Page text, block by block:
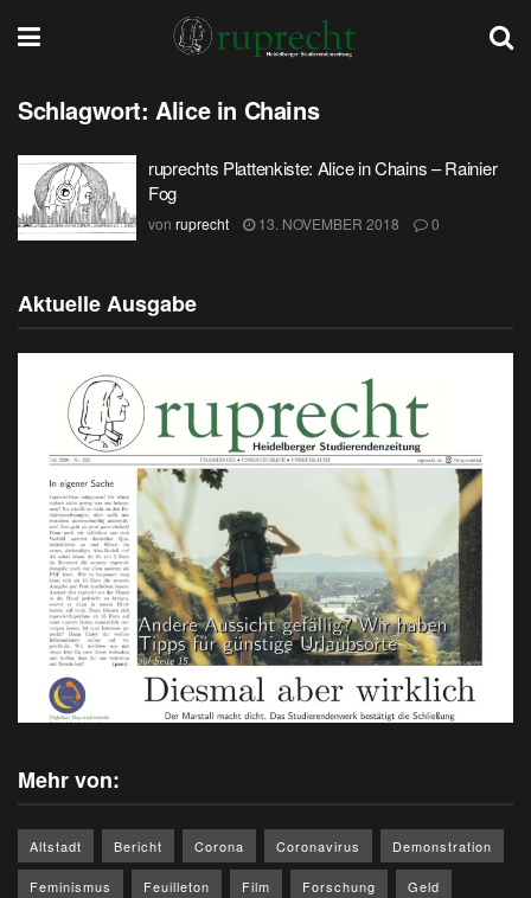
Schlagwort:Alice in Chains
ruprechts Plattenkiste: Alice in Chains – Rainier
Fog
von ruprecht 13. NOVEMBER 2018 0
Aktuelle Ausgabe
Mehr von:
Altstadt Bericht Corona Coronavirus Demonstration
Feminismus Feuilleton Film Forschung Geld